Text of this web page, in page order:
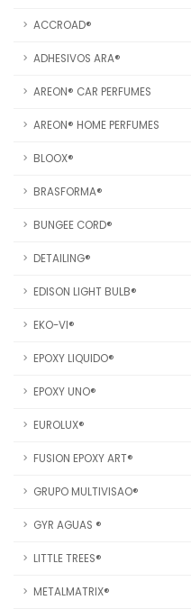
ACCROAD®
ADHESIVOS ARA®
AREON® CAR PERFUMES
AREON® HOME PERFUMES
BLOOX®
BRASFORMA®
BUNGEE CORD®
DETAILING®
EDISON LIGHT BULB®
EKO-VI®
EPOXY LIQUIDO®
EPOXY UNO®
EUROLUX®
FUSION EPOXY ART®
GRUPO MULTIVISAO®
GYR AGUAS ®
LITTLE TREES®
METALMATRIX®